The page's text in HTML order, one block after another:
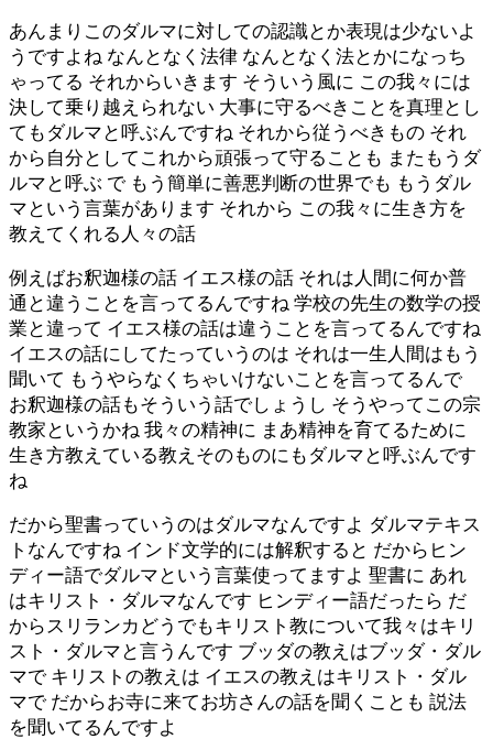
あんまりこのダルマに対しての認識とか表現は少ないよ
うですよね なんとなく法律 なんとなく法とかになっち
ゃってる それからいきます そういう風に この我々には
決して乗り越えられない 大事に守るべきことを真理とし
てもダルマと呼ぶんですね それから従うべきもの それ
から自分としてこれから頑張って守ることも またもうダ
ルマと呼ぶ で もう簡単に善悪判断の世界でも もうダル
マという言葉があります それから この我々に生き方を
教えてくれる人々の話
例えばお釈迦様の話 イエス様の話 それは人間に何か普
通と違うことを言ってるんですね 学校の先生の数学の授
業と違って イエス様の話は違うことを言ってるんですね
イエスの話にしてたっていうのは それは一生人間はもう
聞いて もうやらなくちゃいけないことを言ってるんで
お釈迦様の話もそういう話でしょうし そうやってこの宗
教家というかね 我々の精神に まあ精神を育てるために
生き方教えている教えそのものにもダルマと呼ぶんです
ね
だから聖書っていうのはダルマなんですよ ダルマテキス
トなんですね インド文学的には解釈すると だからヒン
ディー語でダルマという言葉使ってますよ 聖書に あれ
はキリスト・ダルマなんです ヒンディー語だったら だ
からスリランカどうでもキリスト教について我々はキリ
スト・ダルマと言うんです ブッダの教えはブッダ・ダル
マで キリストの教えは イエスの教えはキリスト・ダル
マで だからお寺に来てお坊さんの話を聞くことも 説法
を聞いてるんですよ